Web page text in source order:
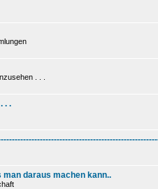
. . .
. .
man daraus machen kann..